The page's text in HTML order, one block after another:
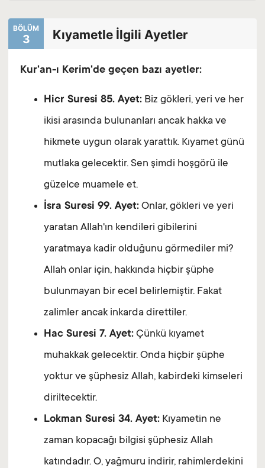
BÖLÜM
3 Kıyametle İlgili Ayetler
Kur'an-ı Kerim'de geçen bazı ayetler:
Hicr Suresi 85. Ayet: Biz gökleri, yeri ve her
ikisi arasında bulunanları ancak hakka ve
hikmete uygun olarak yarattık. Kıyamet günü
mutlaka gelecektir. Sen şimdi hoşgörü ile
güzelce muamele et.
İsra Suresi 99. Ayet: Onlar, gökleri ve yeri
yaratan Allah'ın kendileri gibilerini
yaratmaya kadir olduğunu görmediler mi?
Allah onlar için, hakkında hiçbir şüphe
bulunmayan bir ecel belirlemiştir. Fakat
zalimler ancak inkarda direttiler.
Hac Suresi 7. Ayet: Çünkü kıyamet
muhakkak gelecektir. Onda hiçbir şüphe
yoktur ve şüphesiz Allah, kabirdeki kimseleri
diriltecektir.
Lokman Suresi 34. Ayet: Kıyametin ne
zaman kopacağı bilgisi şüphesiz Allah
katındadır. O, yağmuru indirir, rahimlerdekini